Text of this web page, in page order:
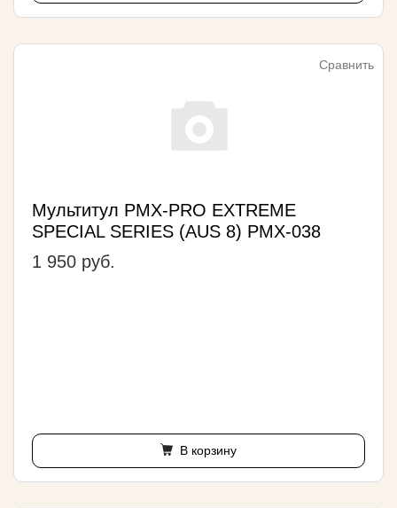
Сравнить
Мультитул PMX-PRO EXTREME
SPECIAL SERIES (AUS 8) PMX-038
1 950 руб.
В корзину